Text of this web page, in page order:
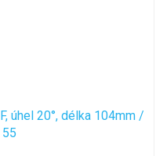
úhel 20°, délka 104mm /
55